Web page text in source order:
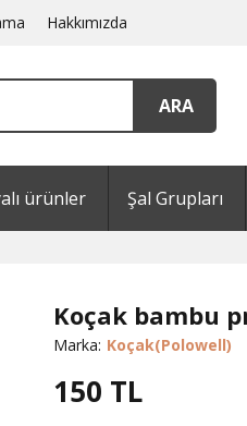
Hakkımızda
ürünler Şal Grupları
Koçak bambu
Marka: Koçak(Polowell)
150 TL